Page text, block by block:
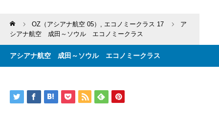
Home OZ（アシアナ航空 05） , エコノミークラス 17
ア
シアナ航空 成田～ソウル エコノミークラス
アシアナ航空 成田～ソウル エコノミークラス